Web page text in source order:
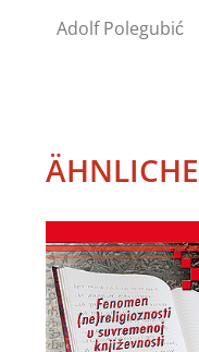
Adolf Polegubić